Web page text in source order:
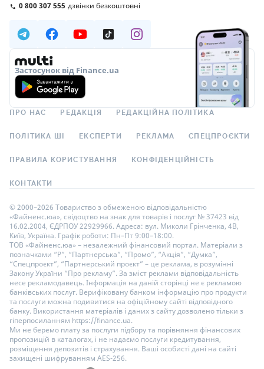
0 800 307 555 дзвінки безкоштовні
Застосунок від Finance.ua
ПРО НАС РЕДАКЦІЯ РЕДАКЦІЙНА ПОЛІТИКА
ПОЛІТИКА ШІ ЕКСПЕРТИ РЕКЛАМА СПЕЦПРОЄКТИ
ПРАВИЛА КОРИСТУВАННЯ КОНФІДЕНЦІЙНІСТЬ
КОНТАКТИ
© 2000–2026 Товариство з обмеженою відповідальністю
«Файненс.юа», свідоцтво на знак для товарів і послуг № 37423 від
16.02.2004, ЄДРПОУ 22929966. Адреса: вул. Миколи Грінченка, 4В,
Київ, Україна. Графік роботи: Пн–Пт 9:00–18:00.
ТОВ «Файненс.юа» – незалежний фінансовий портал. Матеріали з
позначками “Р”, “Партнерська”, “Промо”, “Акція”, “Думка”,
“Спецпроєкт”, “Партнерський проєкт” – це реклама, в розумінні
Закону України “Про рекламу”. За зміст реклами відповідальність
несе рекламодавець. Інформація на даній сторінці не є рекламою
банківських послуг. Верифіковану банком інформацію про продукти
та послуги можна подивитися на офіційному сайті відповідного
банку. Використання матеріалів і даних з сайту дозволено тільки з
гіперпосиланням https://finance.ua.
Ми не беремо плату за послуги підбору та порівняння фінансових
пропозицій в каталогах, і не надаємо послуги кредитування,
розміщення депозитів і страхування. Ваші особисті дані на сайті
захищені шифруванням AES-256.